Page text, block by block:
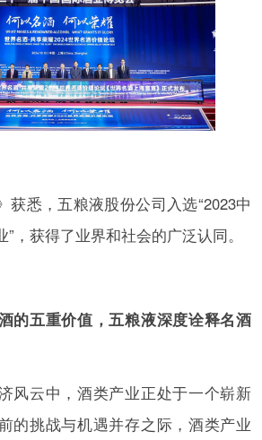
获悉，五粮液股份公司入选“2023中
，获得了业界和社会的广泛认同。
的五重价值，五粮液深度诠释名酒
风云中，酒类产业正处于一个崭新
的挑战与机遇并存之际，酒类产业